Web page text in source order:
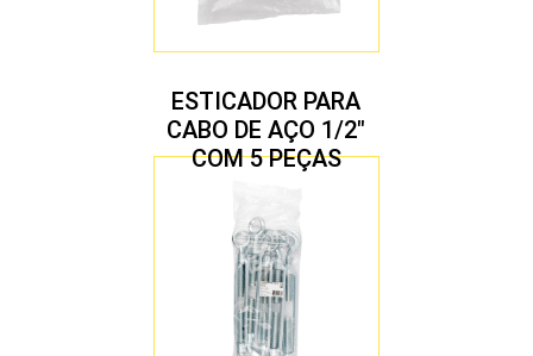
ESTICADOR PARA
CABO DE AÇO 1/2″
COM 5 PEÇAS